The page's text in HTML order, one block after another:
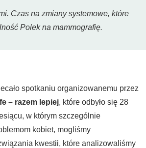
Czas na zmiany systemowe, które
Polek na mammografię.
spotkaniu organizowanemu przez
– razem lepiej, które odbyło się 28
w którym szczególnie
kobiet, mogliśmy
kwestii, które analizowaliśmy